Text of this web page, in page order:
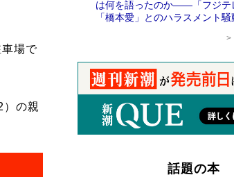
車場で
）の親
は何を語ったのか――「フジテ
「橋本愛」とのハラスメント騒
話題の本